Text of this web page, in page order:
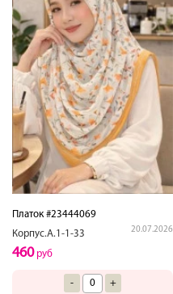
Платок #23444069
Корпус.А.1-1-33
20.07.2026
460руб
- +